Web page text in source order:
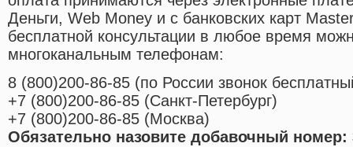
Деньги, Web Money и с банковских карт
бесплатной консультации в любое время
многоканальным телефонам:
8 (800)200-86-85 (по России звонок
+7 (800)200-86-85 (Санкт-Петербург)
+7 (800)200-86-85 (Москва)
Обязательно назовите добавочный номер: